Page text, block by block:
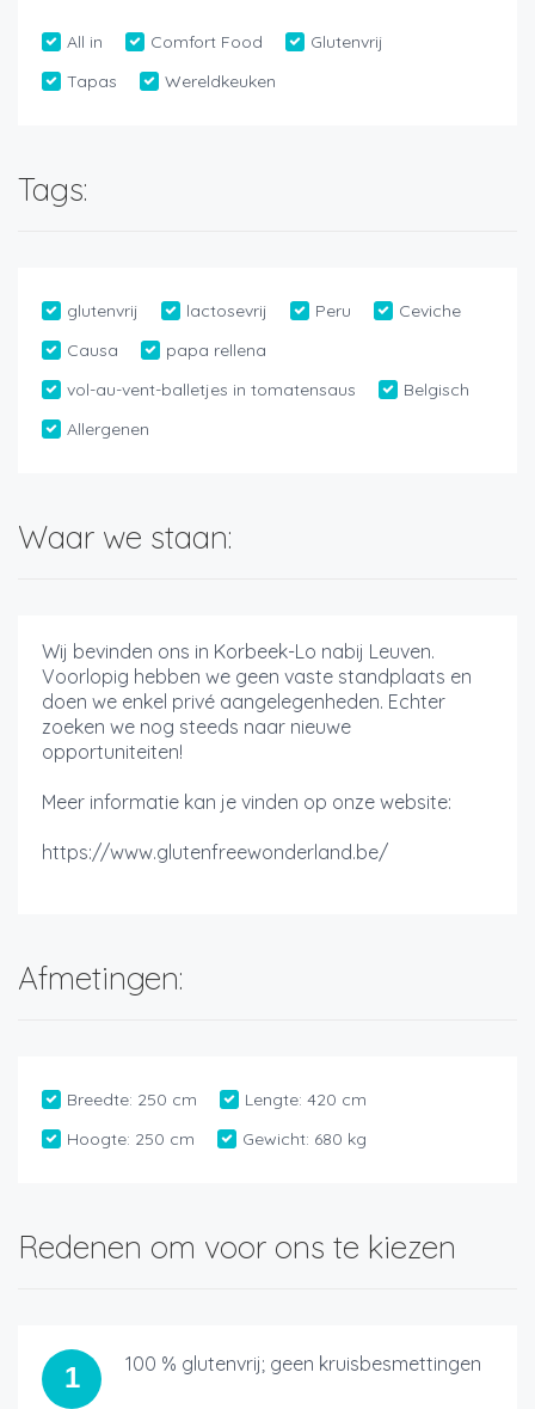
All in Comfort Food
Glutenvrij
Tapas
Wereldkeuken
Tags:
glutenvrij lactosevrij Peru
Ceviche
Causa
papa rellena
vol-au-vent-balletjes in tomatensaus
Belgisch
Allergenen
Waar we staan:
Wij bevinden ons in Korbeek-Lo nabij Leuven.
Voorlopig hebben we geen vaste standplaats en
doen we enkel privé aangelegenheden. Echter
zoeken we nog steeds naar nieuwe
opportuniteiten!
Meer informatie kan je vinden op onze website:
https://www.glutenfreewonderland.be/
Afmetingen:
Breedte: 250 cm Lengte: 420 cm
Hoogte: 250 cm Gewicht: 680 kg
Redenen om voor ons te kiezen
1 100 % glutenvrij; geen kruisbesmettingen